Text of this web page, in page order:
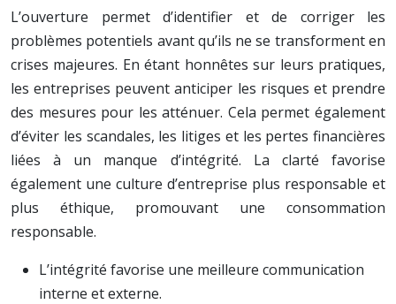
L’ouverture permet d’identifier et de corriger les
problèmes potentiels avant qu’ils ne se transforment en
crises majeures. En étant honnêtes sur leurs pratiques,
les entreprises peuvent anticiper les risques et prendre
des mesures pour les atténuer. Cela permet également
d’éviter les scandales, les litiges et les pertes financières
liées à un manque d’intégrité. La clarté favorise
également une culture d’entreprise plus responsable et
plus éthique, promouvant une consommation
responsable.
L’intégrité favorise une meilleure communication
interne et externe.